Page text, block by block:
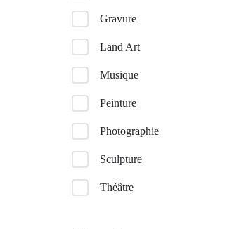
Gravure
Land Art
Musique
Peinture
Photographie
Sculpture
Théâtre